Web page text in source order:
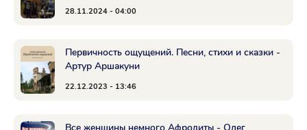
28.11.2024 - 04:00
Первичность ощущений. Песни, стихи и сказки -
Артур Аршакуни
22.12.2023 - 13:46